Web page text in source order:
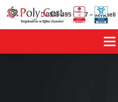
0549 495 01 47 – Kocaeli